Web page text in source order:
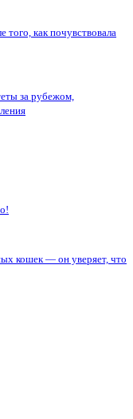
того, как почувствовала
за рубежом,
кошек — он уверяет, что